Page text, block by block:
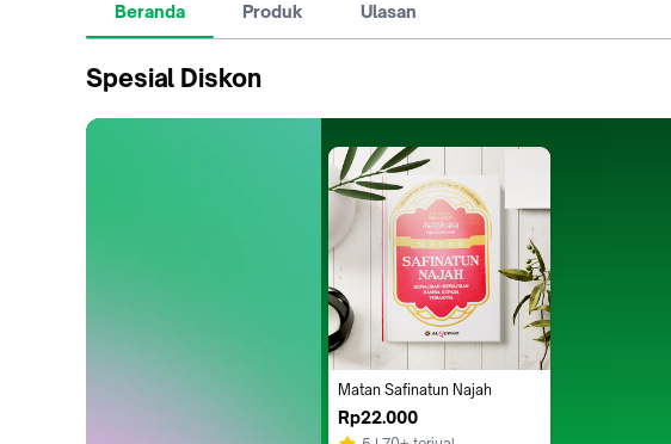
Beranda Produk Ulasan
Spesial Diskon
Matan Safinatun Najah
Rp22.000